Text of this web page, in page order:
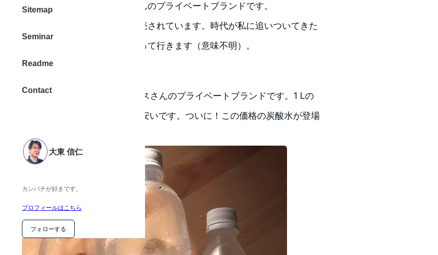
Sitemap
Seminar
Readme
Contact
大東 信仁
カンパチが好きです。
プロフィールはこちら
フォローする
されていました。サンクスさんのプライベートブランドです。
去年からどんどん炭酸水が発売されています。時代が私に追いついてきた
ようです。なので、もっと走って行きます（意味不明）。
StyleONE
コンビニエンスストア サンクスさんのプライベートブランドです。1 Lの
ボトルがなんと98円。これは安いです。ついに！この価格の炭酸水が登場
してきました。